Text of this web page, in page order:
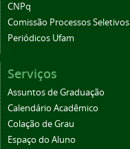
CNPq
Comissão Processos Seletivos
Periódicos Ufam
Serviços
Assuntos de Graduação
Calendário Acadêmico
Colação de Grau
Espaço do Aluno